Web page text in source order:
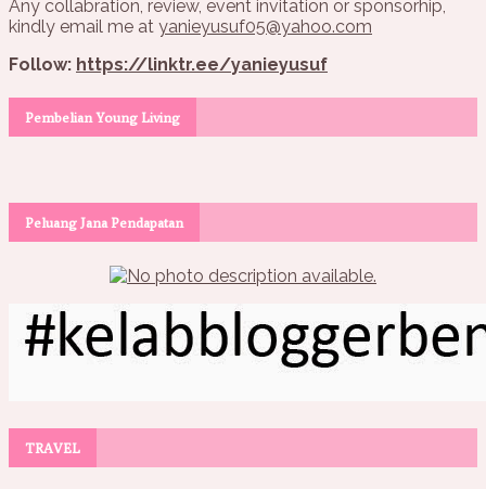
Any collabration, review, event invitation or sponsorhip,
kindly email me at yanieyusuf05@yahoo.com
Follow: https://linktr.ee/yanieyusuf
Pembelian Young Living
Peluang Jana Pendapatan
TRAVEL